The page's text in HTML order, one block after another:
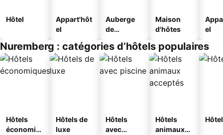
Hôtel
Appart'hôt
el
Auberge
de
Maison
d'hôtes
el
Nuremberg : catégories d’hôtels populaires
Hôtels
économiq
Hôtels de
luxe
Hôtels
avec
Hôtels
animaux